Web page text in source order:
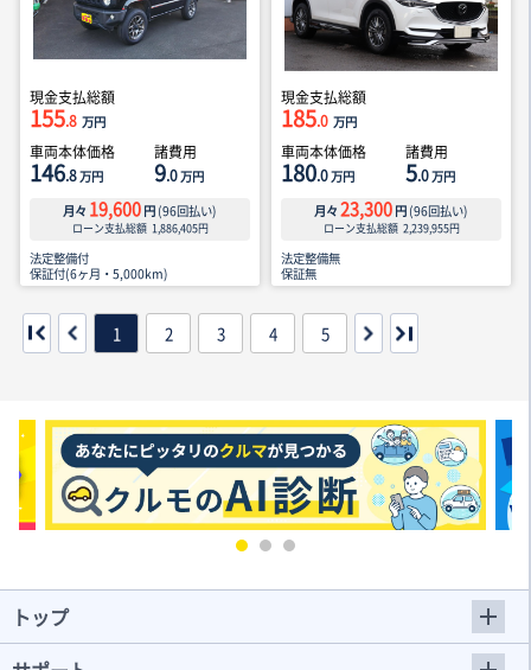
現金支払総額
155.8 万円
車両本体価格
146.8万円
諸費用
9.0万円
月々 19,600 円 (96回払い)
ローン支払総額 1,886,405円
法定整備付
保証付(6ヶ月・5,000km)
現金支払総額
185.0 万円
車両本体価格
180.0万円
諸費用
5.0万円
月々 23,300 円 (96回払い)
ローン支払総額 2,239,955円
法定整備無
保証無
1 2 3 4 5
トップ